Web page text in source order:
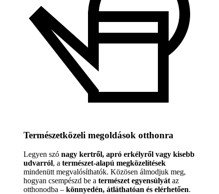
Természetközeli megoldások otthonra
Legyen szó nagy kertről, apró erkélyről vagy kisebb
udvarról, a természet-alapú megközelítések
mindenütt megvalósíthatók. Közösen álmodjuk meg,
hogyan csempészd be a természet egyensúlyát az
otthonodba – könnyedén, átláthatóan és elérhetően.